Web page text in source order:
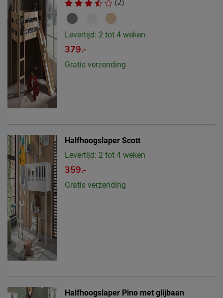
(2)
Levertijd: 2 tot 4 weken
379.-
Gratis verzending
Halfhoogslaper Scott
Levertijd: 2 tot 4 weken
359.-
Gratis verzending
Halfhoogslaper Pino met glijbaan